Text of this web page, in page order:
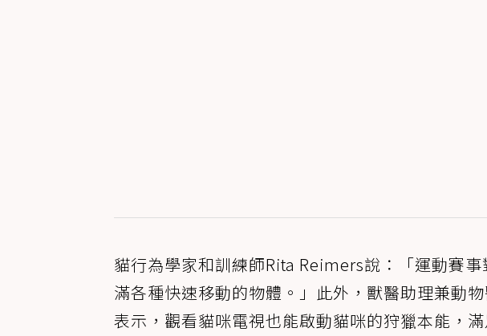
貓行為學家和訓練師Rita Reimers說：「運動賽
滿各種快速移動的物體。」此外，獸醫助理兼動
表示，觀看貓咪電視也能啟動貓咪的狩獵本能，